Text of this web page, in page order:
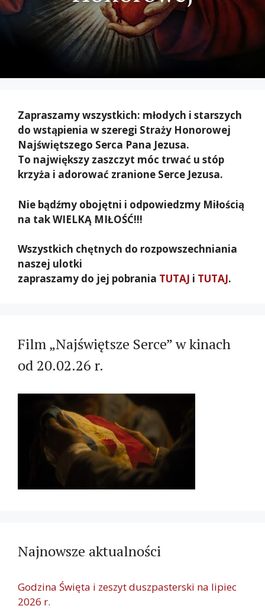
Zapraszamy wszystkich: młodych i starszych
do wstąpienia w szeregi Straży Honorowej
Najświętszego Serca Pana Jezusa.
To największy zaszczyt móc trwać u stóp
krzyża i adorować zranione Serce Jezusa.
Nie bądźmy obojętni i odpowiedzmy Miłością
na tak WIELKĄ MIŁOŚĆ!!!
Wszystkich chętnych do rozpowszechniania
naszej ulotki
zapraszamy do jej pobrania TUTAJ i TUTAJ.
Film „Najświętsze Serce” w kinach
od 20.02.26 r.
Najnowsze aktualności
Godzina Święta i zeszyt duszpasterski na lipiec
2026 r.